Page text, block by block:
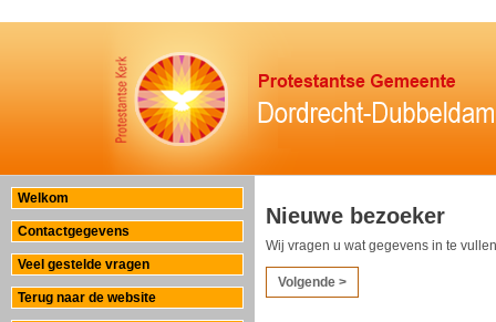
Nieuwe bezoeker
Wij vragen u wat gegevens in te
Welkom
Contactgegevens
Veel gestelde vragen
Terug naar de website